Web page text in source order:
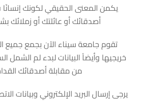
يكمن المعنى الحقيقي لكونك
أصدقائك أو عائلتك أو
تقوم جامعة سيناء الآن بجمع جميع
خريجيها وأيضاً البيانات لبدء لم
من مقابلة أصدقائك
يرجى إرسال البريد الإلكتروني وبيانات